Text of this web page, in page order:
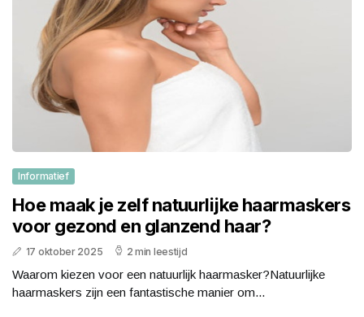
Informatief
Hoe maak je zelf natuurlijke haarmaskers
voor gezond en glanzend haar?
17 oktober 2025 2 min leestijd
Waarom kiezen voor een natuurlijk haarmasker?Natuurlijke
haarmaskers zijn een fantastische manier om...